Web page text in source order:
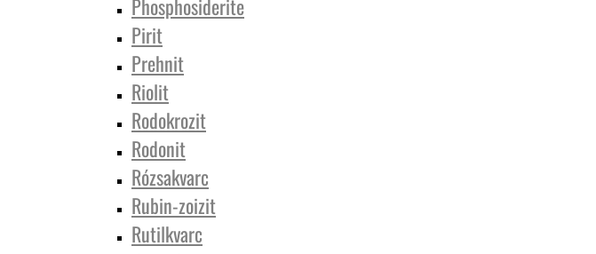
Phosphosiderite
Pirit
Prehnit
Riolit
Rodokrozit
Rodonit
Rózsakvarc
Rubin-zoizit
Rutilkvarc